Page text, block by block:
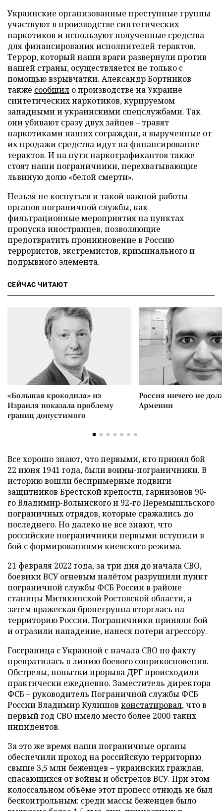
Украинские организованные преступные группы
участвуют в производстве синтетических
наркотиков и используют полученные средства
для финансирования исполнителей терактов.
Террор, который наши враги развернули против
нашей страны, осуществляется не только с
помощью взрывчатки. Александр Бортников
также сообщил о производстве на Украине
синтетических наркотиков, курируемом
западными и украинскими спецслужбами. Так
они убивают сразу двух зайцев – травят
наркотиками наших сограждан, а вырученные от
их продажи средства идут на финансирование
терактов. И на пути наркотрафикантов также
стоят наши пограничники, перехватывающие
львиную долю «белой смерти».
Нельзя не коснуться и такой важной работы
органов пограничной службы, как
фильтрационные мероприятия на пунктах
пропуска иностранцев, позволяющие
предотвратить проникновение в Россию
террористов, экстремистов, криминального и
подрывного элемента.
СЕЙЧАС ЧИТАЮТ
«Большая крокодила» из
Израиля показала проблему
границ допустимого
Россия ничего не
Армении
Все хорошо знают, что первыми, кто принял бой
22 июня 1941 года, были воины-пограничники. В
историю вошли беспримерные подвиги
защитников Брестской крепости, гарнизонов 90-
го Владимир-Волынского и 92-го Перемышльского
пограничных отрядов, которые сражались до
последнего. Но далеко не все знают, что
российские пограничники первыми вступили в
бой с формированиями киевского режима.
21 февраля 2022 года, за три дня до начала СВО,
боевики ВСУ огневым налётом разрушили пункт
пограничной службы ФСБ России в районе
станицы Митякинской Ростовской области, а
затем вражеская бронегруппа вторглась на
территорию России. Пограничники приняли бой
и отразили нападение, нанеся потери агрессору.
Госграница с Украиной с начала СВО по факту
превратилась в линию боевого соприкосновения.
Обстрелы, попытки прорыва ДРГ происходили
практически ежедневно. Заместитель директора
ФСБ – руководитель Пограничной службы ФСБ
России Владимир Кулишов констатировал, что в
первый год СВО имело место более 2000 таких
инцидентов.
За это же время наши пограничные органы
обеспечили проход на российскую территорию
свыше 3,5 млн беженцев – украинских граждан,
спасающихся от войны и обстрелов ВСУ. При этом
колоссальном объёме этот процесс отнюдь не был
бесконтрольным: среди массы беженцев было